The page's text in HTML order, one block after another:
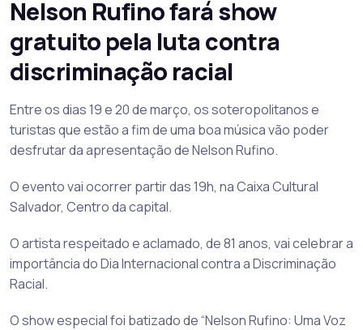
Nelson Rufino fará show
gratuito pela luta contra
discriminação racial
Entre os dias 19 e 20 de março, os soteropolitanos e
turistas que estão a fim de uma boa música vão poder
desfrutar da apresentação de Nelson Rufino.
O evento vai ocorrer partir das 19h, na Caixa Cultural
Salvador, Centro da capital.
O artista respeitado e aclamado, de 81 anos, vai celebrar a
importância do Dia Internacional contra a Discriminação
Racial.
O show especial foi batizado de “Nelson Rufino: Uma Voz